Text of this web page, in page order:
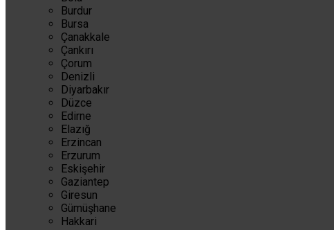
Burdur
Bursa
Çanakkale
Çankırı
Çorum
Denizli
Diyarbakır
Düzce
Edirne
Elazığ
Erzincan
Erzurum
Eskişehir
Gaziantep
Giresun
Gümüşhane
Hakkari